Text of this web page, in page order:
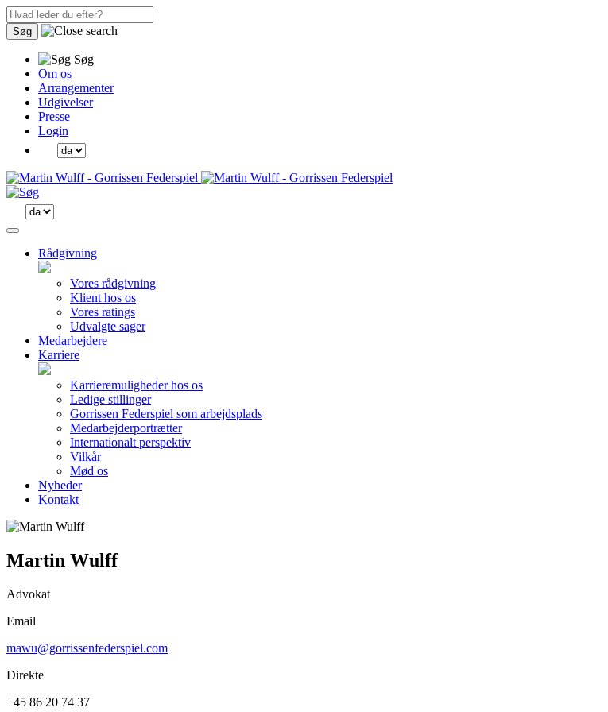
Søg
Søg
Om os
Arrangementer
Udgivelser
Presse
Login
Rådgivning
Vores rådgivning
Klient hos os
Vores ratings
Udvalgte sager
Medarbejdere
Karriere
Karrieremuligheder hos os
Ledige stillinger
Gorrissen Federspiel som arbejdsplads
Medarbejderportrætter
Internationalt perspektiv
Vilkår
Mød os
Nyheder
Kontakt
Martin Wulff
Advokat
Email
mawu@gorrissenfederspiel.com
Direkte
+45 86 20 74 37